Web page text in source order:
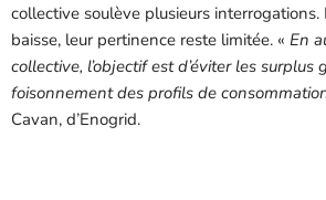
collective soulève plusieurs interrogations.
baisse, leur pertinence reste limitée. « En
collective, l’objectif est d’éviter les surplus
foisonnement des profils de
Cavan, d’Enogrid.